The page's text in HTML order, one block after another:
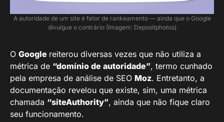
A autoridade de um site é fator de rankeamento — ainda que o Google
divulgue o contrário (Imagem: Depositphotos)
O Google reiterou diversas vezes que não utiliza a
métrica de “domínio de autoridade”, termo cunhado
pela empresa de análise de SEO Moz. Entretanto, a
documentação revelou que existe, sim, uma métrica
chamada “siteAuthority”, ainda que não fique claro
seu funcionamento.